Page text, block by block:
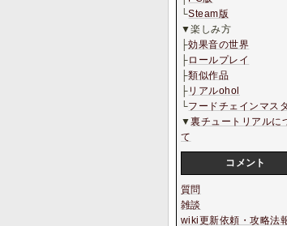
└Steam版
▼楽しみ方
├効果音の世界
├ロールプレイ
├類似作品
├リアルohol
└フードチェインマス
▼裏チュートリアルに
て
コメント
質問
雑談
wiki更新依頼・攻略法